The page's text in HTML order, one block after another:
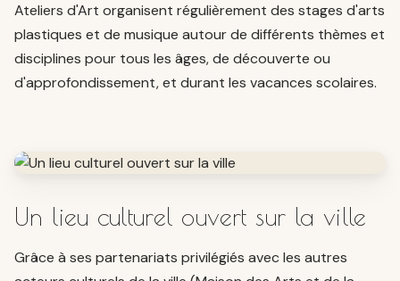
Ateliers d'Art organisent régulièrement des stages d'arts
plastiques et de musique autour de différents thèmes et
disciplines pour tous les âges, de découverte ou
d'approfondissement, et durant les vacances scolaires.
Un lieu culturel ouvert sur la ville
Grâce à ses partenariats privilégiés avec les autres